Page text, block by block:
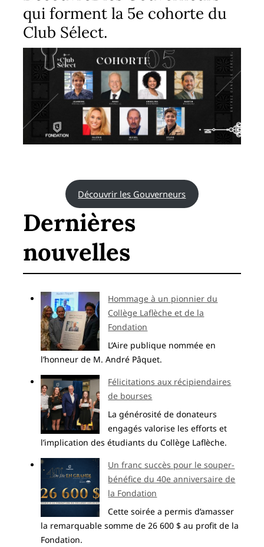
qui forment la 5e cohorte du
Club Sélect.
Découvrir les Gouverneurs
Dernières
nouvelles
Hommage à un pionnier du
Collège Laflèche et de la
Fondation
L’Aire publique nommée en
l’honneur de M. André Pâquet.
Félicitations aux récipiendaires
de bourses
La générosité de donateurs
engagés valorise les efforts et
l’implication des étudiants du Collège Laflèche.
Un franc succès pour le souper-
bénéfice du 40e anniversaire de
la Fondation
Cette soirée a permis d’amasser
la remarquable somme de 26 600 $ au profit de la
Fondation.